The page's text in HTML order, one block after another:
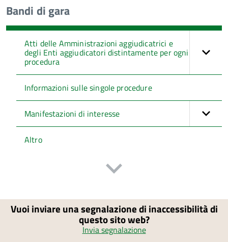
Bandi di gara
Atti delle Amministrazioni aggiudicatrici e
degli Enti aggiudicatori distintamente per ogni
procedura
Informazioni sulle singole procedure
Manifestazioni di interesse
Altro
Vuoi inviare una segnalazione di inaccessibilità di
questo sito web?
Invia segnalazione